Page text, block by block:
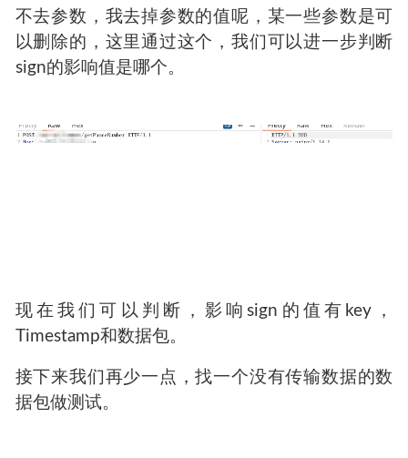
不去参数，我去掉参数的值呢，某一些参数是可
以删除的，这里通过这个，我们可以进一步判断
sign的影响值是哪个。
现在我们可以判断，影响sign的值有key，
Timestamp和数据包。
接下来我们再少一点，找一个没有传输数据的数
据包做测试。